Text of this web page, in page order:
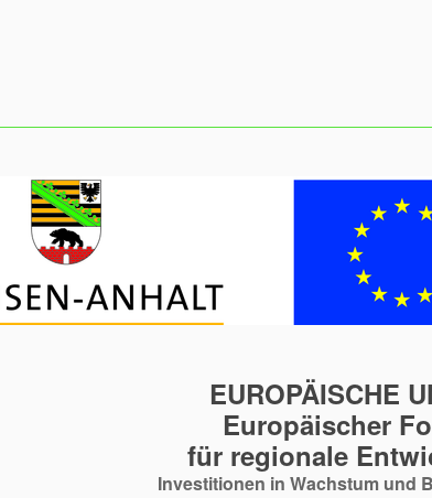
EUROPÄISCHE
Europäischer
für regionale
Investitionen in Wachstum und